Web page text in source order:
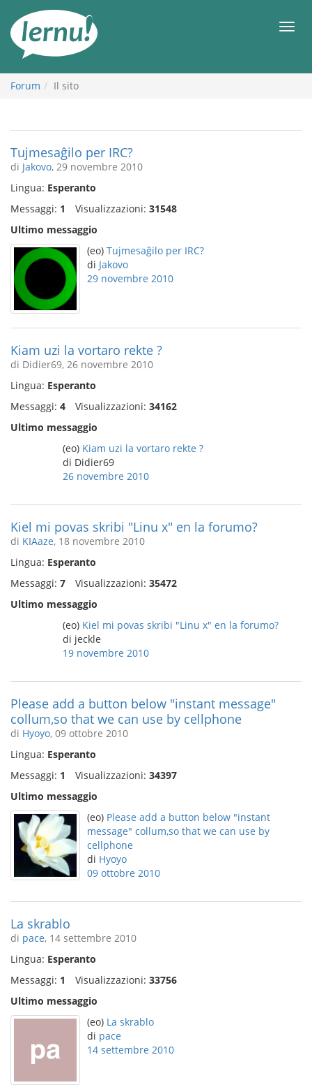
all’indice
Forum Il sito
Tujmesaĝilo per IRC?
di Jakovo, 29 novembre 2010
Lingua: Esperanto
Messaggi: 1 Visualizzazioni: 31548
Ultimo messaggio
(eo) Tujmesaĝilo per IRC?
di Jakovo
29 novembre 2010
Kiam uzi la vortaro rekte ?
di Didier69, 26 novembre 2010
Lingua: Esperanto
Messaggi: 4 Visualizzazioni: 34162
Ultimo messaggio
(eo) Kiam uzi la vortaro rekte ?
di Didier69
26 novembre 2010
Kiel mi povas skribi "Linu x" en la forumo?
di KIAaze, 18 novembre 2010
Lingua: Esperanto
Messaggi: 7 Visualizzazioni: 35472
Ultimo messaggio
(eo) Kiel mi povas skribi "Linu x" en la forumo?
di jeckle
19 novembre 2010
Please add a button below "instant message"
collum,so that we can use by cellphone
di Hyoyo, 09 ottobre 2010
Lingua: Esperanto
Messaggi: 1 Visualizzazioni: 34397
Ultimo messaggio
(eo) Please add a button below "instant
message" collum,so that we can use by
cellphone
di Hyoyo
09 ottobre 2010
La skrablo
di pace, 14 settembre 2010
Lingua: Esperanto
Messaggi: 1 Visualizzazioni: 33756
Ultimo messaggio
(eo) La skrablo
di pace
14 settembre 2010